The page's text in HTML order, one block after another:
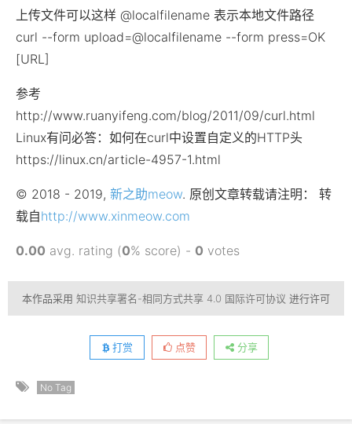
上传文件可以这样 @localfilename 表示本地文件路径
curl --form upload=@localfilename --form press=OK
[URL]
参考
http://www.ruanyifeng.com/blog/2011/09/curl.html
Linux有问必答：如何在curl中设置自定义的HTTP头
https://linux.cn/article-4957-1.html
© 2018 - 2019, 新之助meow. 原创文章转载请注明： 转
载自http://www.xinmeow.com
0.00 avg. rating (0% score) - 0 votes
本作品采用 知识共享署名-相同方式共享 4.0 国际许可协议 进行许可
打赏 点赞 分享
No Tag